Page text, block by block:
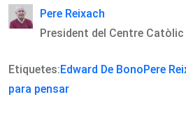
Pere Reixach
President del Centre Catòlic
Etiquetes:Edward De BonoPere
para pensar